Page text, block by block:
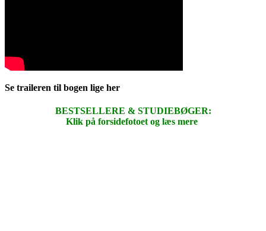
Se traileren til bogen lige her
BESTSELLERE & STUDIEBØGER:
Klik på forsidefotoet og læs mere